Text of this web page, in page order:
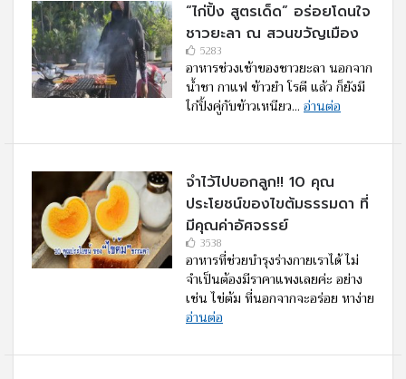
“ไก่ปิ้ง สูตรเด็ด” อร่อยโดนใจ
ชาวยะลา ณ สวนขวัญเมือง
5283
อาหารช่วงเช้าของชาวยะลา นอกจาก
น้ำชา กาแฟ ข้าวยำ โรตี แล้ว ก็ยังมี
ไก่ปิ้งคู่กับข้าวเหนียว... อ่านต่อ
จำไว้ไปบอกลูก!! 10 คุณ
ประโยชน์ของไขต้มธรรมดา ที่
มีคุณค่าอัศจรรย์
3538
อาหารที่ช่วยบำรุงร่างกายเราได้ ไม่
จำเป็นต้องมีราคาแพงเลยค่ะ อย่าง
เช่น ไข่ต้ม ที่นอกจากจะอร่อย หาง่าย
อ่านต่อ